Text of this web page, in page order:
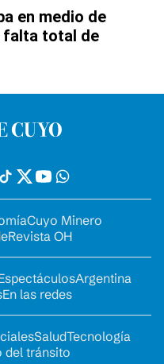
en medio de
falta total de
Cuyo Minero
Revista OH
Argentina
En las redes
SaludTecnología
del tránsito